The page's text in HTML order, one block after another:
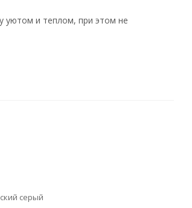
уютом и теплом, при этом не
серый